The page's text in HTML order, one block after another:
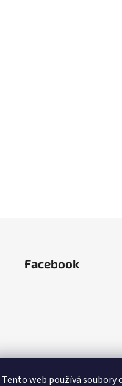
Tento web používá soubory
Facebook